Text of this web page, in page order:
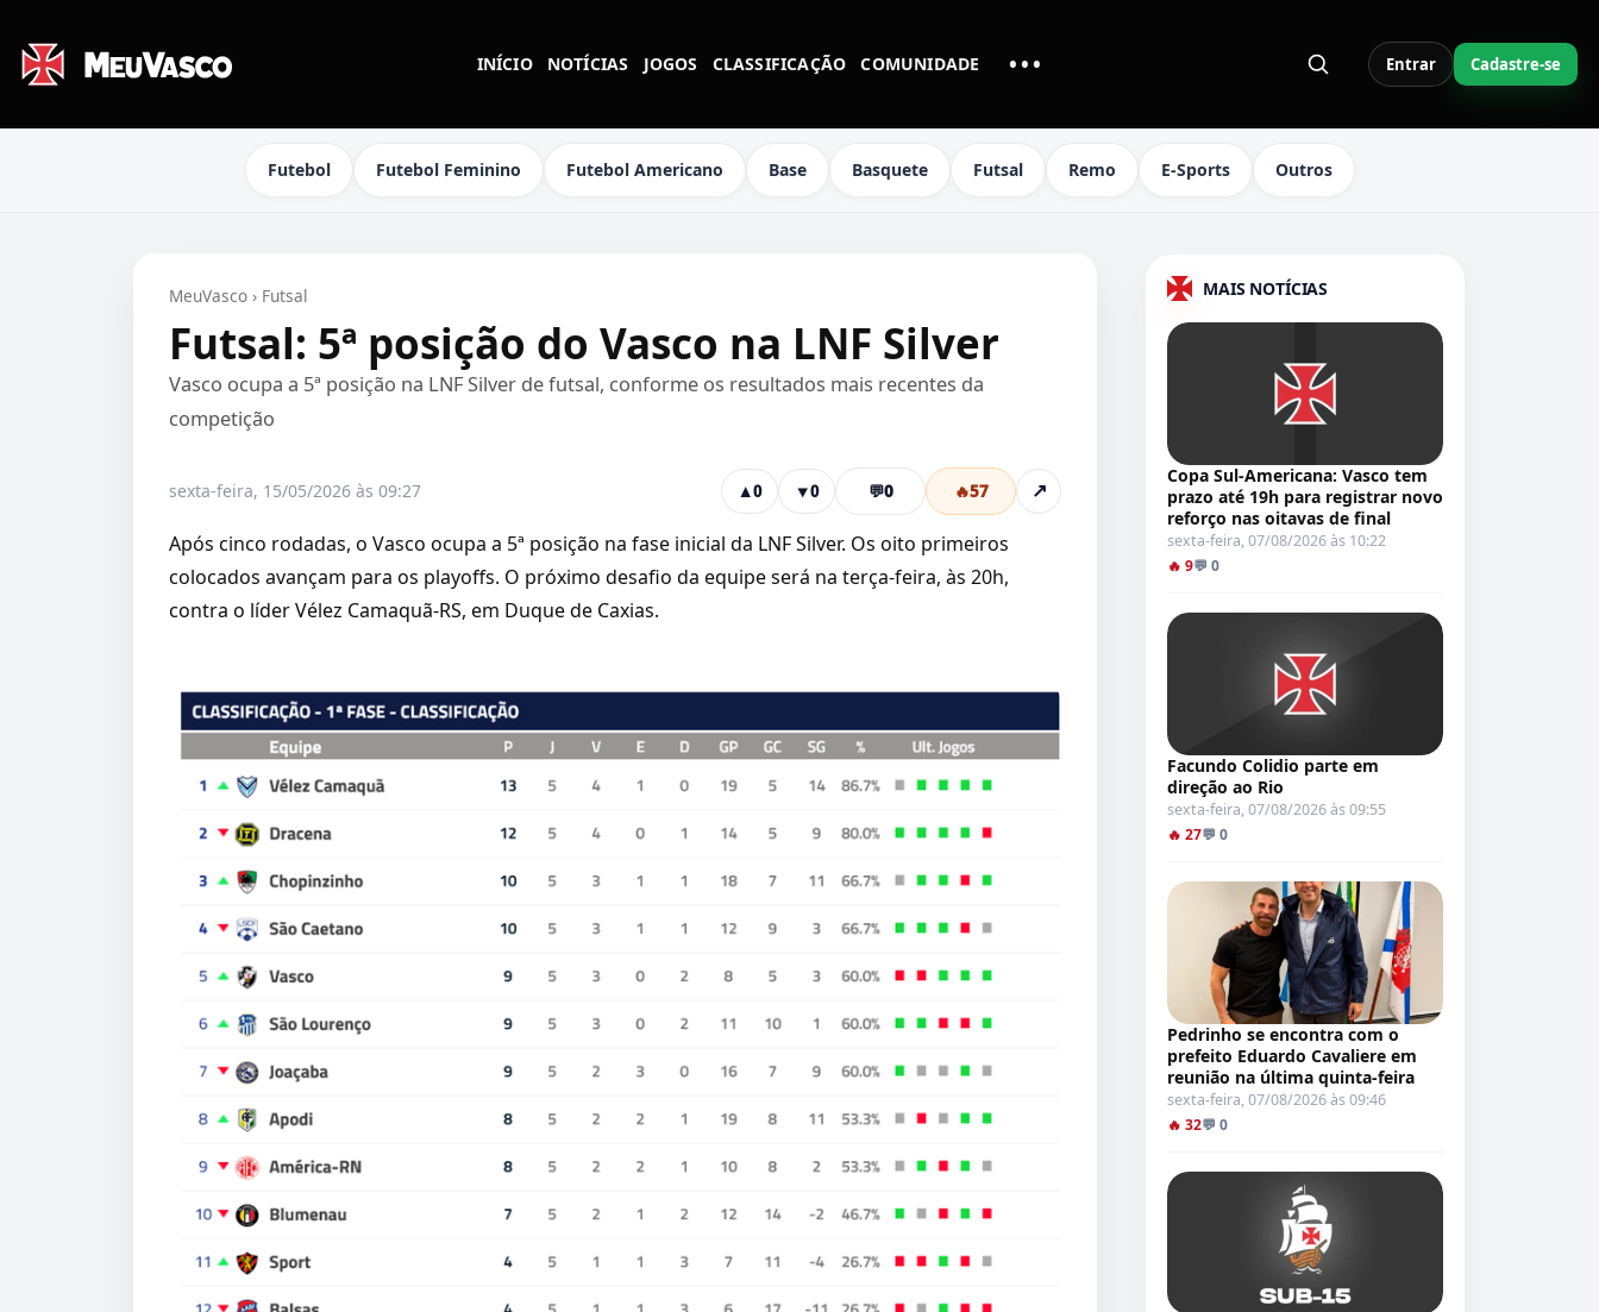
INÍCIO NOTÍCIAS JOGOS CLASSIFICAÇÃO COMUNIDADE •••MAIS LINKS DO MENU Entrar Cadastre-se
Futebol Futebol Feminino Futebol Americano Base Basquete Futsal Remo E-Sports Outros
MeuVasco › Futsal
Futsal: 5ª posição do Vasco na LNF Silver
Vasco ocupa a 5ª posição na LNF Silver de futsal, conforme os resultados mais recentes da
competição
sexta-feira, 15/05/2026 às 09:27 ▲0 ▼0 💬0 🔥57 ↗
Após cinco rodadas, o Vasco ocupa a 5ª posição na fase inicial da LNF Silver. Os oito primeiros
colocados avançam para os playoffs. O próximo desafio da equipe será na terça-feira, às 20h,
contra o líder Vélez Camaquã-RS, em Duque de Caxias.
MAIS NOTÍCIAS
Copa Sul-Americana: Vasco tem
prazo até 19h para registrar novo
reforço nas oitavas de final
sexta-feira, 07/08/2026 às 10:22
🔥 9💬 0
Facundo Colidio parte em
direção ao Rio
sexta-feira, 07/08/2026 às 09:55
🔥 27💬 0
Pedrinho se encontra com o
prefeito Eduardo Cavaliere em
reunião na última quinta-feira
sexta-feira, 07/08/2026 às 09:46
🔥 32💬 0